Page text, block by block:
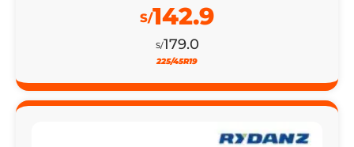
S/179.0
S/142.9
225/45R19